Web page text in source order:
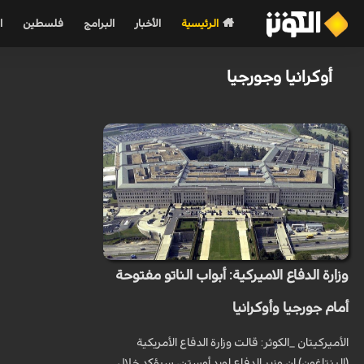
الرئيسية الأخبار البرامج فلسطين
أوكرانيا وجورجيا
وزارة الدفاع الاميركية: أبواب الناتو مفتوحة
أمام جورجيا وأوكرانيا
الأميرکيتان _الكوثر: قالت وزارة الدفاع الأمريكية